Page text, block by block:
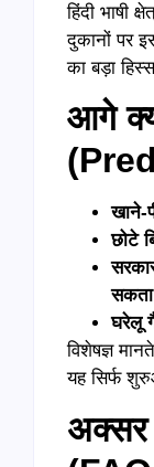
हिंदी भाषी
दुकानों पर
का बड़ा
आगे
खाने-
छोटे
घरेलू
विशेषज्ञ
यह सिर्फ
अक्सर